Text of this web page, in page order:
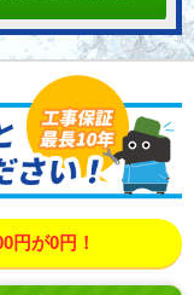
円が0円！